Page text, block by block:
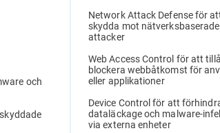
och
Network Attack Defense för
skydda mot nätverksbaserade
attacker
Web Access Control för att
blockera webbåtkomst för
eller applikationer
Device Control för att
dataläckage och malware-
via externa enheter